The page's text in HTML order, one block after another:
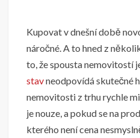
Kupovat v dnešní době
náročné. A to hned z
to, že spousta nemovitostí
stavneodpovídá skutečné
nemovitosti z trhu rychle
je nouze, a pokud se na
kterého není cena